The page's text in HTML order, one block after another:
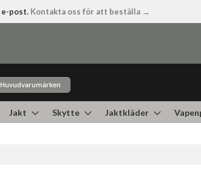
post. Kontakta oss för att beställa →
Huvudvarumärken
Jakt Skytte Jaktkläder